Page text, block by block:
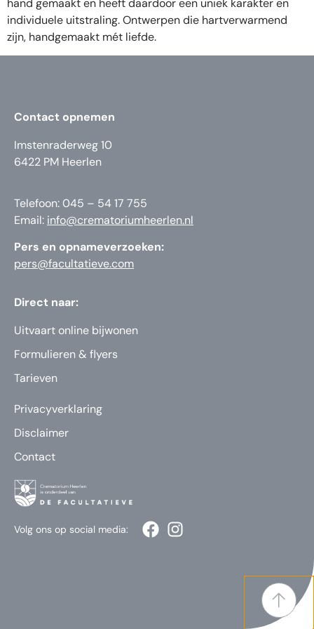
hand gemaakt en heeft daardoor een uniek karakter en
individuele uitstraling. Ontwerpen die hartverwarmend
zijn, handgemaakt mét liefde.
Contact opnemen
Imstenraderweg 10
6422 PM Heerlen
Telefoon: 045 – 54 17 755
Email: info@crematoriumheerlen.nl
Pers en opnameverzoeken:
pers@facultatieve.com
Direct naar:
Uitvaart online bijwonen
Formulieren & flyers
Tarieven
Privacyverklaring
Disclaimer
Contact
Volg ons op social media: